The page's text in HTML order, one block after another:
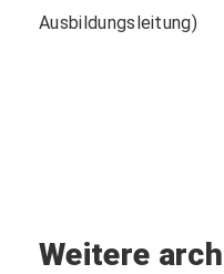
Ausbildungsleitung)
Weitere